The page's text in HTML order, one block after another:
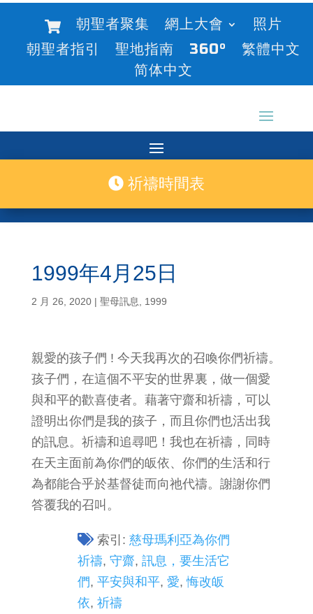
朝聖者聚集 網上大會
照片
朝聖者指引
聖地指南 360°
繁體中文
简体中文
祈禱時間表
1999年4月25日
2 月 26, 2020| 聖母訊息 1999
親愛的孩子們 ! 今天我再次的召喚你們祈禱。
孩子們，在這個不平安的世界裏，做一個愛
與和平的歡喜使者。藉著守齋和祈禱，可以
證明出你們是我的孩子，而且你們也活出我
的訊息。祈禱和追尋吧！我也在祈禱，同時
在天主面前為你們的皈依、你們的生活和行
為都能合乎於基督徒而向祂代禱。謝謝你們
答覆我的召叫。
索引: 慈母瑪利亞為你們
祈禱,守齋,訊息，要生活它
們,平安與和平,愛,悔改皈
依,祈禱